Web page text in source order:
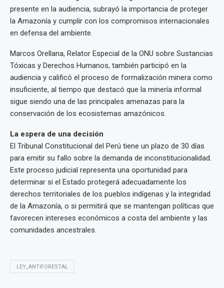
presente en la audiencia, subrayó la importancia de proteger
la Amazonía y cumplir con los compromisos internacionales
en defensa del ambiente.
Marcos Orellana, Relator Especial de la ONU sobre Sustancias
Tóxicas y Derechos Humanos, también participó en la
audiencia y calificó el proceso de formalización minera como
insuficiente, al tiempo que destacó que la minería informal
sigue siendo una de las principales amenazas para la
conservación de los ecosistemas amazónicos.
La espera de una decisión
El Tribunal Constitucional del Perú tiene un plazo de 30 días
para emitir su fallo sobre la demanda de inconstitucionalidad.
Este proceso judicial representa una oportunidad para
determinar si el Estado protegerá adecuadamente los
derechos territoriales de los pueblos indígenas y la integridad
de la Amazonía, o si permitirá que se mantengan políticas que
favorecen intereses económicos a costa del ambiente y las
comunidades ancestrales.
LEY_ANTIFORESTAL